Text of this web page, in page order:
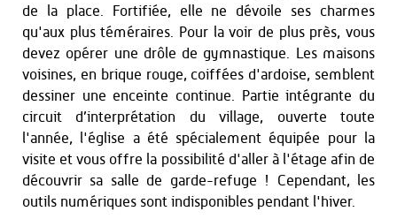
de la place. Fortifiée, elle ne dévoile ses charmes
qu'aux plus téméraires. Pour la voir de plus près, vous
devez opérer une drôle de gymnastique. Les maisons
voisines, en brique rouge, coiffées d'ardoise, semblent
dessiner une enceinte continue. Partie intégrante du
circuit d’interprétation du village, ouverte toute
l'année, l'église a été spécialement équipée pour la
visite et vous offre la possibilité d'aller à l'étage afin de
découvrir sa salle de garde-refuge ! Cependant, les
outils numériques sont indisponibles pendant l'hiver.